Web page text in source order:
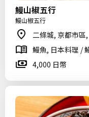
鰻山椒五行
鰻山椒五行
二條城, 京都市區
鰻魚, 日本料理 /
4,000 日幣